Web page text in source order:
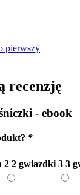
pierwszy
recenzję
- ebook
*
2 2 gwiazdki 3 3